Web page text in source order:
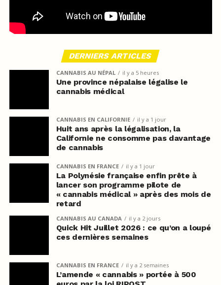
DERNIERS ARTICLES
CANNABIS AU NÉPAL il y a 5 heures
Une province népalaise légalise le
cannabis médical
CANNABIS EN CALIFORNIE il y a 1 jour
Huit ans après la légalisation, la
Californie ne consomme pas davantage
de cannabis
CANNABIS EN FRANCE il y a 1 jour
La Polynésie française enfin prête à
lancer son programme pilote de
« cannabis médical » après des mois de
retard
CANNABIS AU CANADA il y a 2 jours
Quick Hit Juillet 2026 : ce qu’on a loupé
ces dernières semaines
CANNABIS EN FRANCE il y a 2 semaines
L’amende « cannabis » portée à 500